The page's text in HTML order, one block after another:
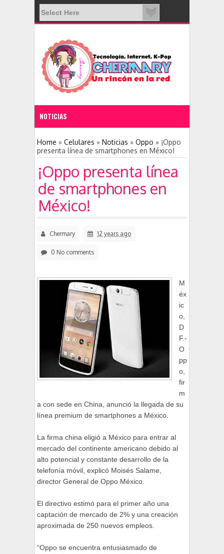
NOTICIAS
11:28 PM
Home » Celulares » Noticias » Oppo » ¡Oppo
presenta línea de smartphones en México!
¡Oppo presenta línea
de smartphones en
México!
Chermary 12 years ago
0 No comments
M
éx
ic
o,
D
F.-
O
pp
o,
fir
m
a con sede en China, anunció la llegada de su
línea premium de smartphones a México.
La firma china eligió a México para entrar al
mercado del continente americano debido al
alto potencial y constante desarrollo de la
telefonía móvil, explicó Moisés Salame,
director General de Oppo México.
El directivo estimó para el primer año una
captación de mercado de 2% y una creación
aproximada de 250 nuevos empleos.
“Oppo se encuentra entusiasmado de